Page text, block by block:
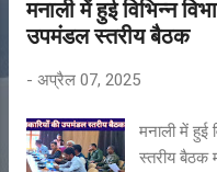
मनाली में हुई विभिन्न
उपमंडल स्तरीय बैठक
- अप्रैल 07, 2025
मनाली में हुई
स्तरीय बैठक